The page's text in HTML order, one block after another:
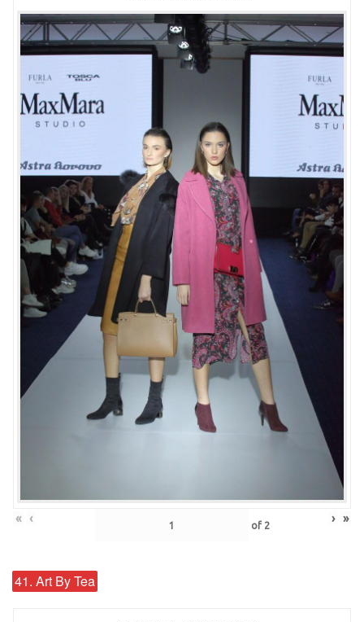
« ‹ of 2 › »
41. Art By Tea